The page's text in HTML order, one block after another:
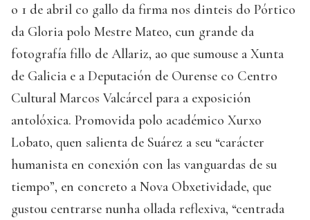
o 1 de abril co gallo da firma nos dinteis do Pórtico
da Gloria polo Mestre Mateo, cun grande da
fotografía fillo de Allariz, ao que sumouse a Xunta
de Galicia e a Deputación de Ourense co Centro
Cultural Marcos Valcárcel para a exposición
antolóxica. Promovida polo académico Xurxo
Lobato, quen salienta de Suárez a seu “carácter
humanista en conexión con las vanguardas de su
tiempo”, en concreto a Nova Obxetividade, que
gustou centrarse nunha ollada reflexiva, “centrada